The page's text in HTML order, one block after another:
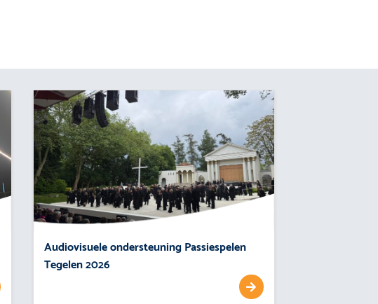
Audiovisuele ondersteuning Passiespelen
Tegelen 2026